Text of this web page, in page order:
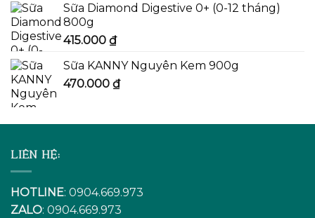
Sữa Diamond Digestive 0+ (0-12 tháng)
800g
415.000 ₫
Sữa KANNY Nguyên Kem 900g
470.000 ₫
LIÊN HỆ:
HOTLINE: 0904.669.973
ZALO: 0904.669.973